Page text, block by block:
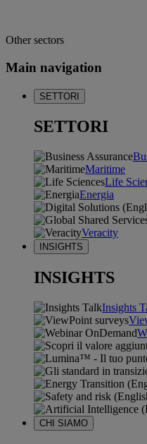
Other sectors
Main navigation
SETTORI
SETTORI
Maritime
Life
Energia
Veracity
INSIGHTS
INSIGHTS
Insights
CHI SIAMO